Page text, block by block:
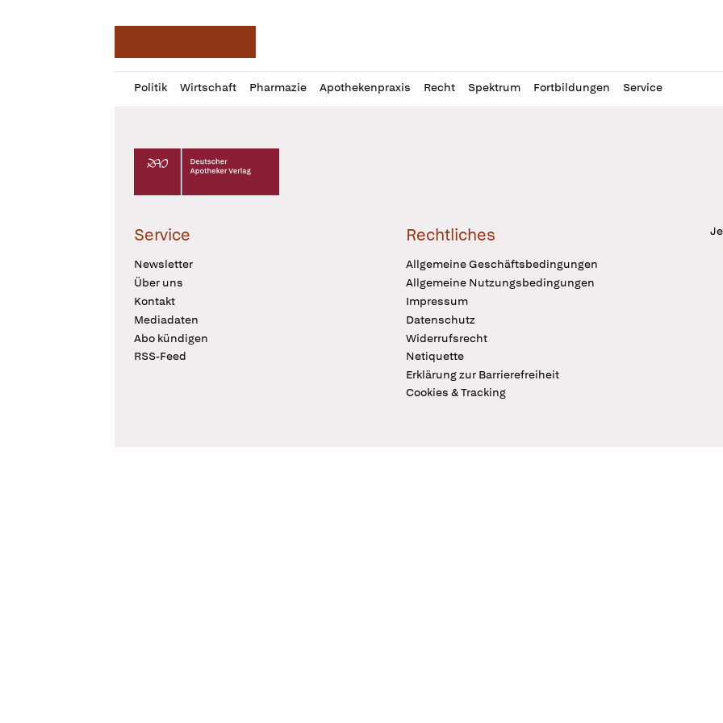
Politik Wirtschaft Pharmazie Apothekenpraxis Recht Spektrum Fortbildungen Service
Profil
öffnen
Daz
Pur
Deutscher Apotheker Verlag Logo
Service
Newsletter
Über uns
Kontakt
Mediadaten
Abo kündigen
RSS-Feed
Rechtliches
Allgemeine Geschäftsbedingungen
Allgemeine Nutzungsbedingungen
Impressum
Datenschutz
Widerrufsrecht
Netiquette
Erklärung zur Barrierefreiheit
Cookies & Tracking